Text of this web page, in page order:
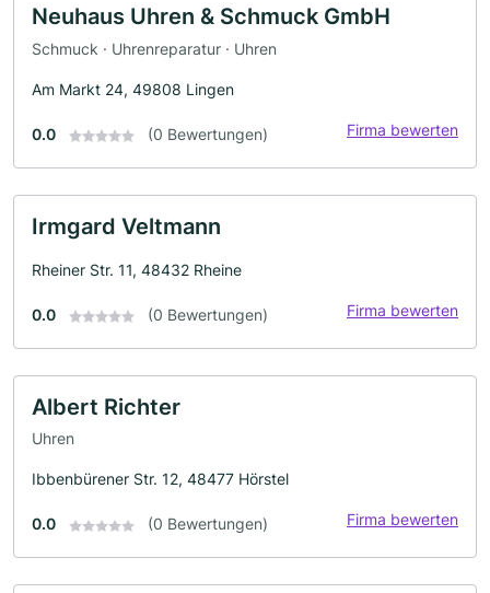
Neuhaus Uhren & Schmuck GmbH
Schmuck · Uhrenreparatur · Uhren
Am Markt 24, 49808 Lingen
0.0 (0 Bewertungen) Firma bewerten
Irmgard Veltmann
Rheiner Str. 11, 48432 Rheine
0.0 (0 Bewertungen) Firma bewerten
Albert Richter
Uhren
Ibbenbürener Str. 12, 48477 Hörstel
0.0 (0 Bewertungen) Firma bewerten